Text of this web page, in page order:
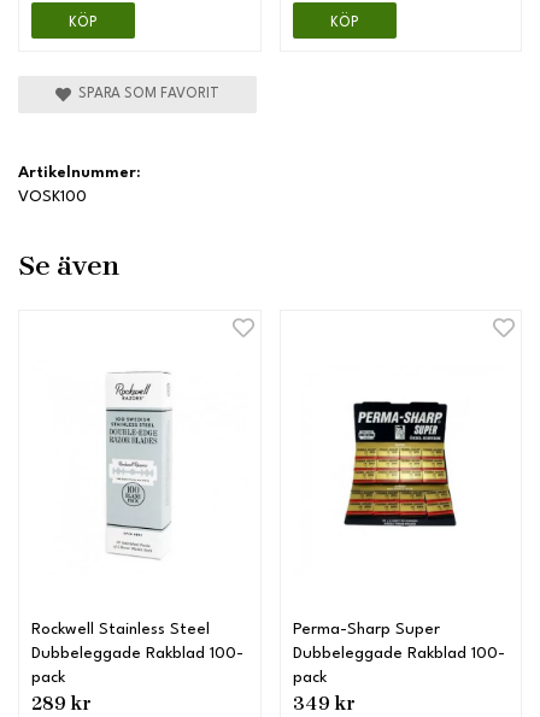
KÖP KÖP
SPARA SOM FAVORIT
Artikelnummer:
VOSK100
Se även
Rockwell Stainless Steel
Dubbeleggade Rakblad 100-
pack
289 kr
Perma-Sharp Super
Dubbeleggade Rakblad 100-
pack
349 kr